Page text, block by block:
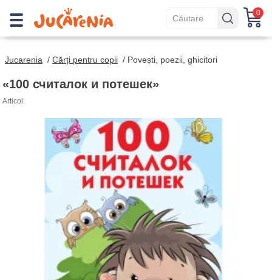
0
Jucarenia / Cărți pentru copii / Povești, poezii, ghicitori
«100 считалок и потешек»
Articol: